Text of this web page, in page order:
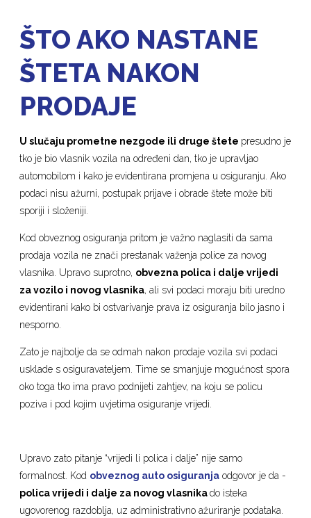
ŠTO AKO NASTANE
ŠTETA NAKON
PRODAJE
U slučaju prometne nezgode ili druge štete presudno je
tko je bio vlasnik vozila na određeni dan, tko je upravljao
automobilom i kako je evidentirana promjena u osiguranju. Ako
podaci nisu ažurni, postupak prijave i obrade štete može biti
sporiji i složeniji.
Kod obveznog osiguranja pritom je važno naglasiti da sama
prodaja vozila ne znači prestanak važenja police za novog
vlasnika. Upravo suprotno, obvezna polica i dalje vrijedi
za vozilo i novog vlasnika, ali svi podaci moraju biti uredno
evidentirani kako bi ostvarivanje prava iz osiguranja bilo jasno i
nesporno.
Zato je najbolje da se odmah nakon prodaje vozila svi podaci
usklade s osiguravateljem. Time se smanjuje mogućnost spora
oko toga tko ima pravo podnijeti zahtjev, na koju se policu
poziva i pod kojim uvjetima osiguranje vrijedi.
Upravo zato pitanje “vrijedi li polica i dalje” nije samo
formalnost. Kod obveznog auto osiguranja odgovor je da -
polica vrijedi i dalje za novog vlasnikado isteka
ugovorenog razdoblja, uz administrativno ažuriranje podataka.